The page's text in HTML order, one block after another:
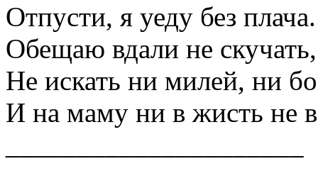
Отпусти, я уеду без плача.
Обещаю вдали не скучать,
Не искать ни милей, ни
И на маму ни в жисть не